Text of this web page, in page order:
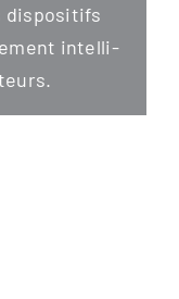
dis­po­si­tifs
intel­li­